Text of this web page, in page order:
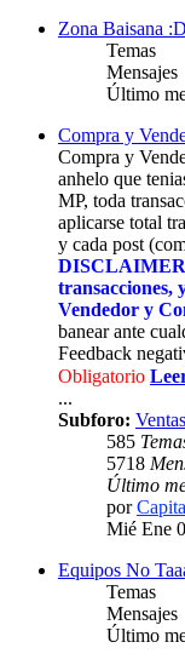
Zona Baisana
Temas
Mensajes
Último
Compra y
Compra y
anhelo que
MP, toda
aplicarse total
y cada post
transacciones,
Vendedor y
banear ante
Feedback
Obligatorio
...
Subforo:
585
5718
Último
por
Mié Ene
Equipos No
Temas
Mensajes
Último